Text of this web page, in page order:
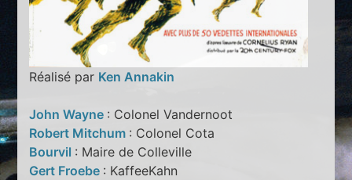
Réalisé par Ken Annakin
John Wayne : Colonel Vandernoot
Robert Mitchum : Colonel Cota
Bourvil : Maire de Colleville
Gert Froebe : KaffeeKahn